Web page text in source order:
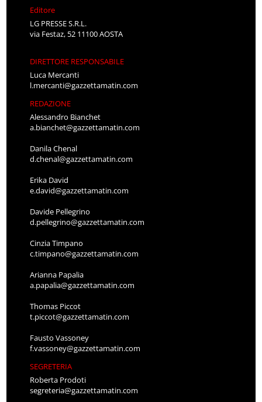
Editore
LG PRESSE S.R.L.
via Festaz, 52 11100 AOSTA
DIRETTORE RESPONSABILE
Luca Mercanti
l.mercanti@gazzettamatin.com
REDAZIONE
Alessandro Bianchet
a.bianchet@gazzettamatin.com
Danila Chenal
d.chenal@gazzettamatin.com
Erika David
e.david@gazzettamatin.com
Davide Pellegrino
d.pellegrino@gazzettamatin.com
Cinzia Timpano
c.timpano@gazzettamatin.com
Arianna Papalia
a.papalia@gazzettamatin.com
Thomas Piccot
t.piccot@gazzettamatin.com
Fausto Vassoney
f.vassoney@gazzettamatin.com
SEGRETERIA
Roberta Prodoti
segreteria@gazzettamatin.com